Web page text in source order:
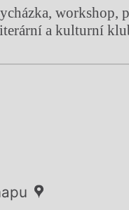
workshop,
a kulturní